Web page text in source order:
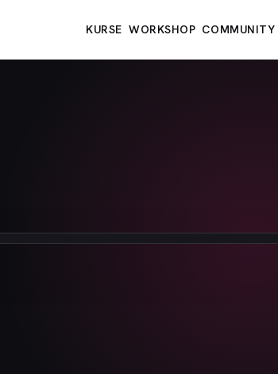
KURSE WORKSHOP COMMUNITY